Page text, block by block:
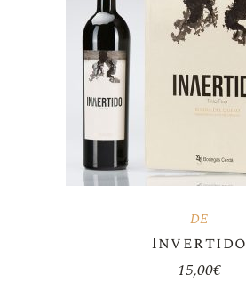
DE
Invertido
15,00€